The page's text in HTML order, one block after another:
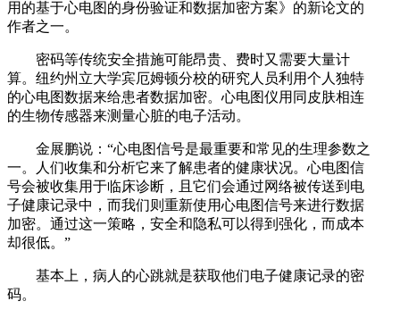
用的基于心电图的身份验证和数据加密方案》的新论文的
作者之一。
密码等传统安全措施可能昂贵、费时又需要大量计
算。纽约州立大学宾厄姆顿分校的研究人员利用个人独特
的心电图数据来给患者数据加密。心电图仪用同皮肤相连
的生物传感器来测量心脏的电子活动。
金展鹏说：“心电图信号是最重要和常见的生理参数之
一。人们收集和分析它来了解患者的健康状况。心电图信
号会被收集用于临床诊断，且它们会通过网络被传送到电
子健康记录中，而我们则重新使用心电图信号来进行数据
加密。通过这一策略，安全和隐私可以得到强化，而成本
却很低。”
基本上，病人的心跳就是获取他们电子健康记录的密
码。